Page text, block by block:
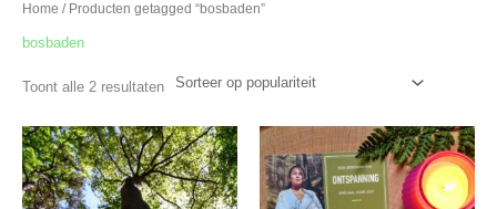
Home / Producten getagged “bosbaden”
bosbaden
Toont alle 2 resultaten
Dit
product
heeft
meerdere